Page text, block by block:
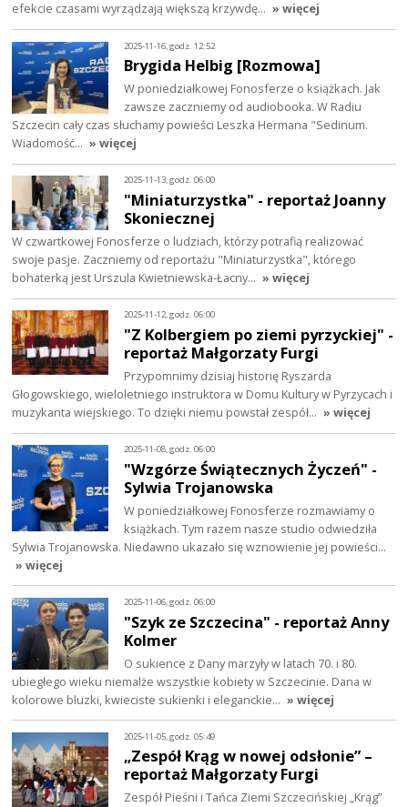
efekcie czasami wyrządzają większą krzywdę… » więcej
2025-11-16, godz. 12:52
Brygida Helbig [Rozmowa]
W poniedziałkowej Fonosferze o książkach. Jak
zawsze zaczniemy od audiobooka. W Radiu
Szczecin cały czas słuchamy powieści Leszka Hermana "Sedinum.
Wiadomość… » więcej
2025-11-13, godz. 06:00
"Miniaturzystka" - reportaż Joanny
Skoniecznej
W czwartkowej Fonosferze o ludziach, którzy potrafią realizować
swoje pasje. Zaczniemy od reportażu "Miniaturzystka", którego
bohaterką jest Urszula Kwietniewska-Łacny… » więcej
2025-11-12, godz. 06:00
"Z Kolbergiem po ziemi pyrzyckiej" -
reportaż Małgorzaty Furgi
Przypomnimy dzisiaj historię Ryszarda
Głogowskiego, wieloletniego instruktora w Domu Kultury w Pyrzycach i
muzykanta wiejskiego. To dzięki niemu powstał zespół… » więcej
2025-11-08, godz. 06:00
"Wzgórze Świątecznych Życzeń" -
Sylwia Trojanowska
W poniedziałkowej Fonosferze rozmawiamy o
książkach. Tym razem nasze studio odwiedziła
Sylwia Trojanowska. Niedawno ukazało się wznowienie jej powieści…
» więcej
2025-11-06, godz. 06:00
"Szyk ze Szczecina" - reportaż Anny
Kolmer
O sukience z Dany marzyły w latach 70. i 80.
ubiegłego wieku niemalże wszystkie kobiety w Szczecinie. Dana w
kolorowe bluzki, kwieciste sukienki i eleganckie… » więcej
2025-11-05, godz. 05:49
„Zespół Krąg w nowej odsłonie” –
reportaż Małgorzaty Furgi
Zespół Pieśni i Tańca Ziemi Szczecińskiej „Krąg”